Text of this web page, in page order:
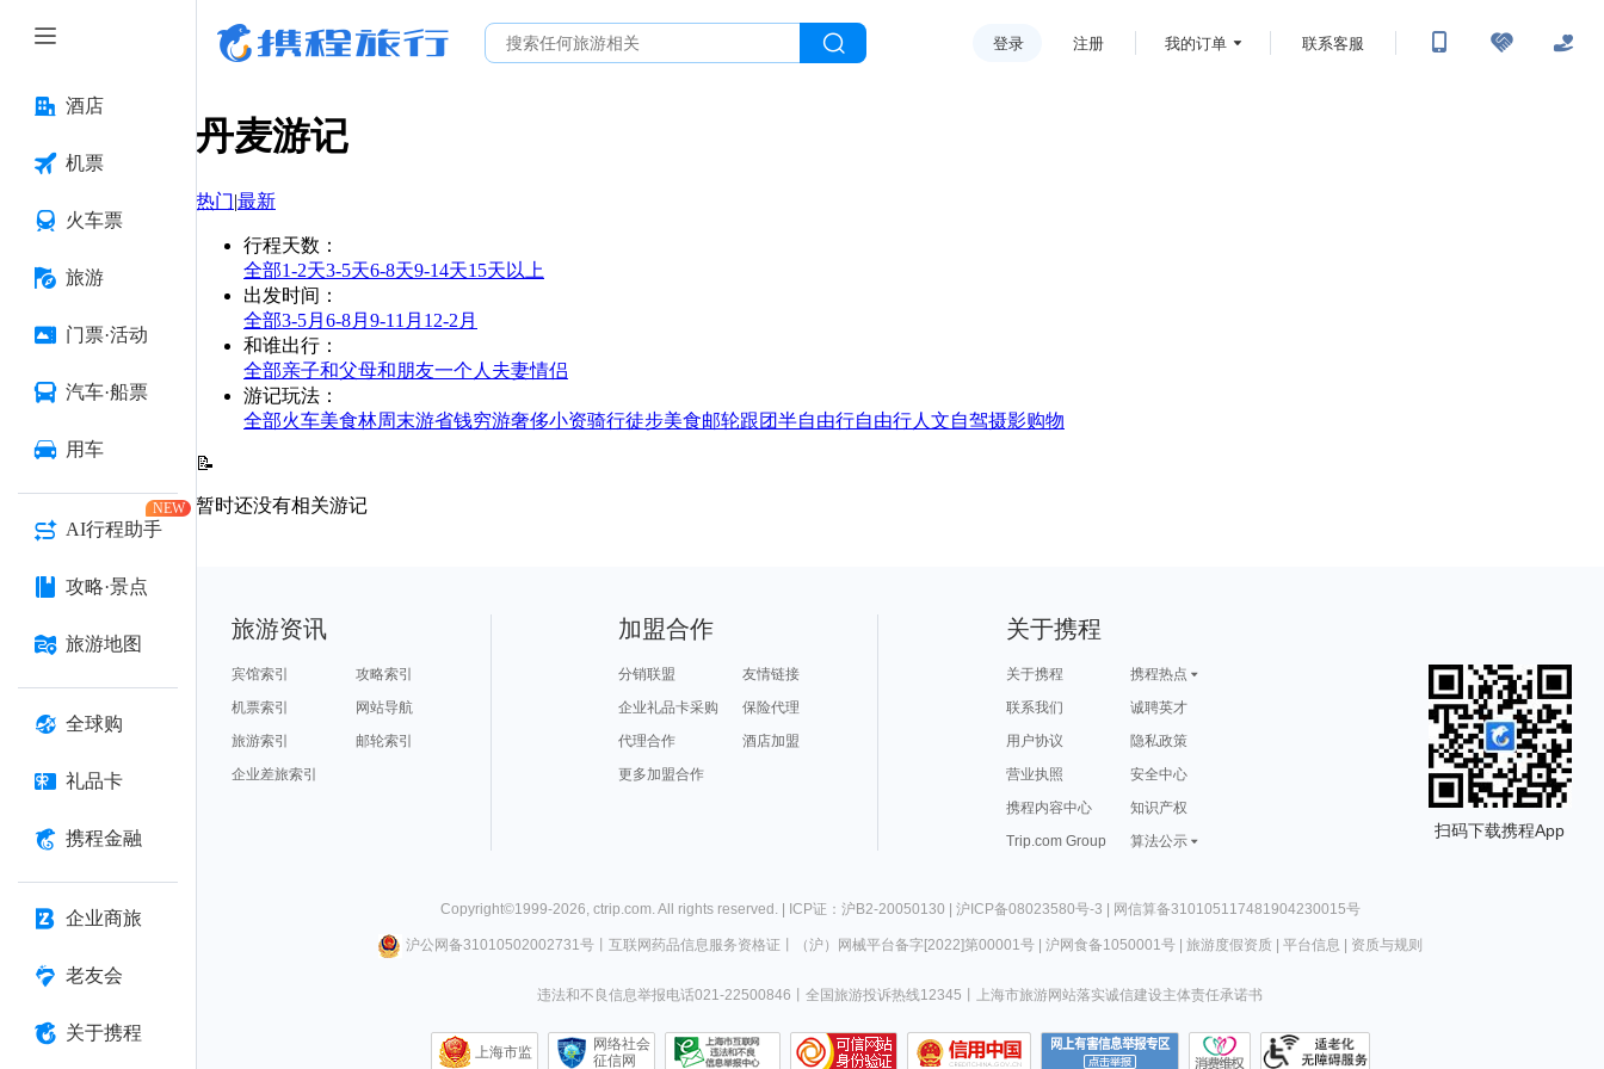
酒店
机票
火车票
旅游
门票·活动
汽车·船票
用车
AI行程助手
NEW
攻略·景点
旅游地图
全球购
礼品卡
携程金融
企业商旅
老友会
关于携程
登录 注册 我的订单 联系客服
丹麦游记
热门|最新
行程天数 ：
全部1-2天3-5天6-8天9-14天15天以上
出发时间 ：
全部3-5月 6-8月 9-11月 12-2月
和谁出行 ：
全部亲子和父母和朋友一个人 夫妻情侣
游记玩法 ：
全部火车美食林周末游省钱穷游奢侈小资骑行徒步美食邮轮跟团半自由行自由行人文自驾摄影购物
📝
暂时还没有相关游记
旅游资讯
宾馆索引
攻略索引
机票索引
网站导航
旅游索引
邮轮索引
企业差旅索引
加盟合作
分销联盟
友情链接
企业礼品卡采购
保险代理
代理合作
酒店加盟
更多加盟合作
关于携程
关于携程
携程热点
联系我们
诚聘英才
用户协议
隐私政策
营业执照
安全中心
携程内容中心
知识产权
Trip.com Group
算法公示
扫码下载携程App
Copyright©1999-2026, ctrip.com. All rights reserved. | ICP证：沪B2-20050130 | 沪ICP备08023580号-3 | 网信算备310105117481904230015号
沪公网备31010502002731号丨 互联网药品信息服务资格证 （沪）网械平台备字[2022]第00001号| 沪网食备1050001号| 旅游度假资质| 平台信息 资质与规则
违法和不良信息举报电话021-22500846 全国旅游投诉热线12345 上海市旅游网站落实诚信建设主体责任承诺书
上海市监
网络社会
征信网